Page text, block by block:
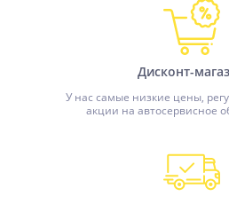
Дисконт-
У нас самые низкие цены,
акции на автосервисное